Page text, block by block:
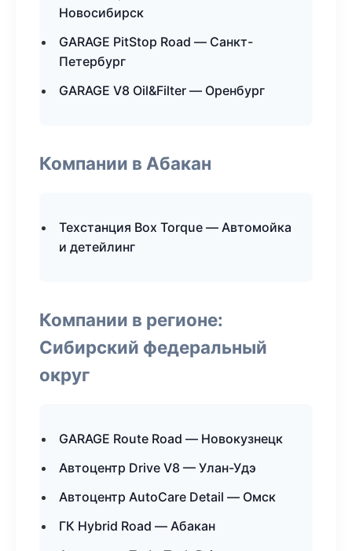
Новосибирск
GARAGE PitStop Road — Санкт-
Петербург
GARAGE V8 Oil&Filter — Оренбург
Компании в Абакан
Техстанция Box Torque — Автомойка
и детейлинг
Компании в регионе:
Сибирский федеральный
округ
GARAGE Route Road — Новокузнецк
Автоцентр Drive V8 — Улан-Удэ
Автоцентр AutoCare Detail — Омск
ГК Hybrid Road — Абакан